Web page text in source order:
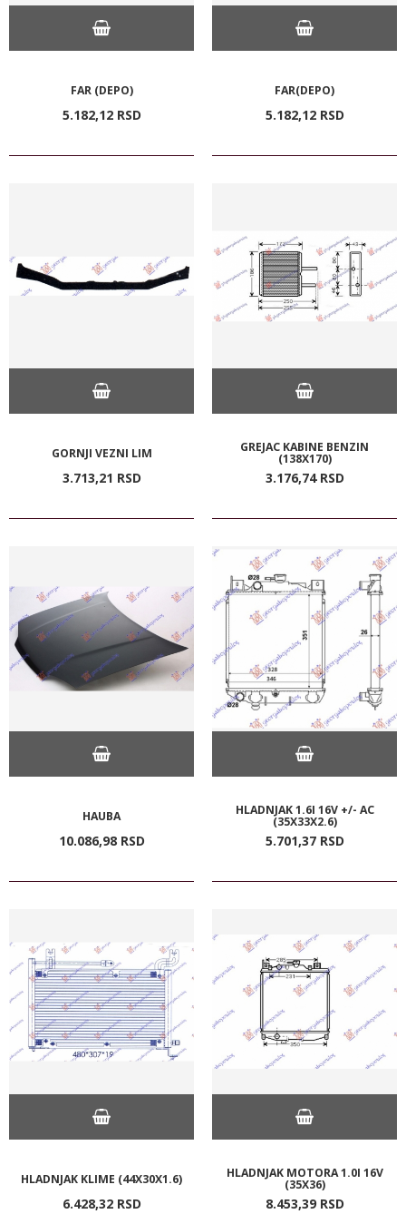
FAR (DEPO)
5.182,12 RSD
FAR(DEPO)
5.182,12 RSD
GORNJI VEZNI LIM
3.713,21 RSD
GREJAC KABINE BENZIN
(138X170)
3.176,74 RSD
HAUBA
10.086,98 RSD
HLADNJAK 1.6I 16V +/- AC
(35X33X2.6)
5.701,37 RSD
HLADNJAK KLIME (44X30X1.6)
6.428,32 RSD
HLADNJAK MOTORA 1.0I 16V
(35X36)
8.453,39 RSD